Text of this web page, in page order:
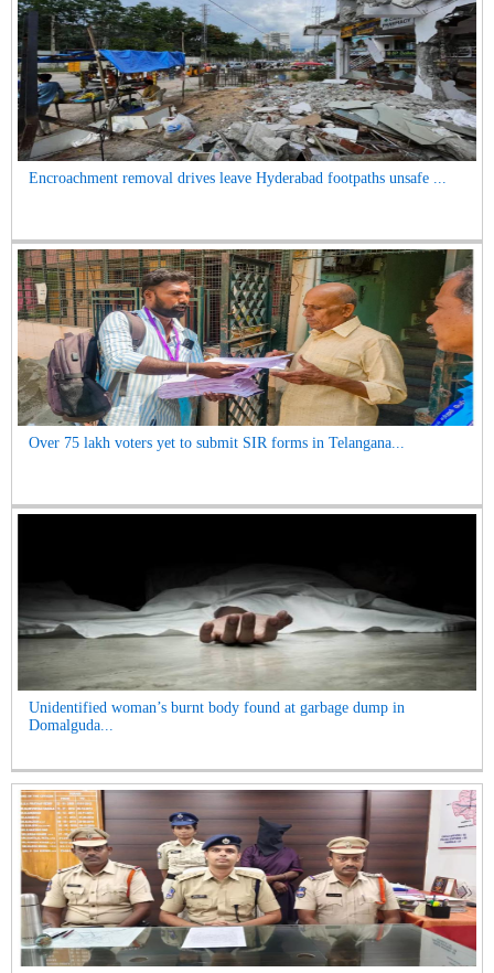
Encroachment removal drives leave Hyderabad footpaths unsafe ...
Over 75 lakh voters yet to submit SIR forms in Telangana...
Unidentified woman’s burnt body found at garbage dump in
Domalguda...